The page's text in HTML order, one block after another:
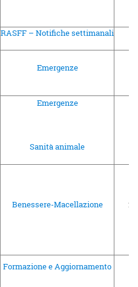
RASFF – Notifiche settimanali
Emergenze
Emergenze
Sanità animale
Benessere-Macellazione
Formazione e Aggiornamento